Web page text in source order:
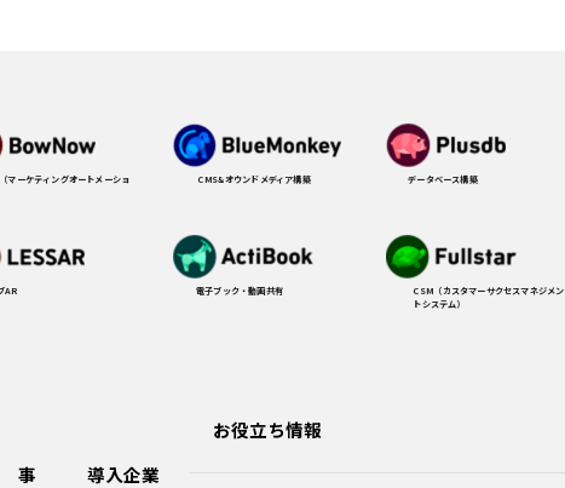
マーケティングオートメーショ CMS&オウンドメディア構築
AR 電子ブック・動画共有
データベース構築
CSM（カスタマーサクセスマネジメン
トシステム）
事
導入企業
お役立ち情報